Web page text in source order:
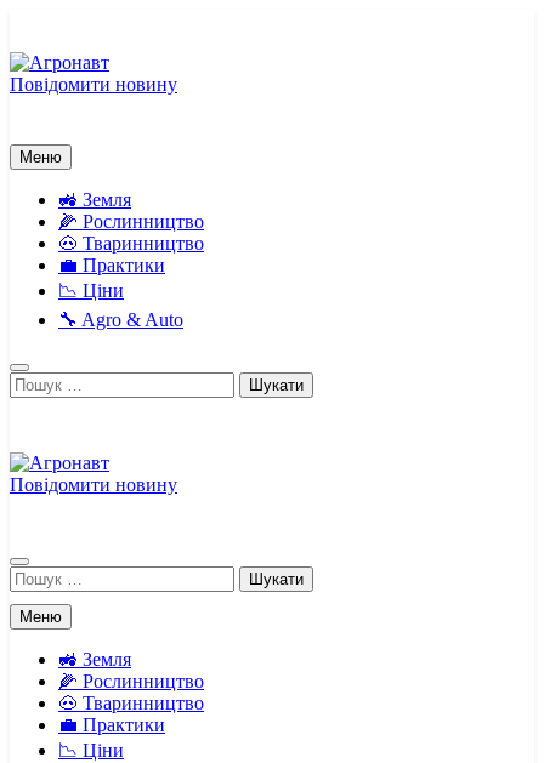
вмісту
Повідомити новину
Меню
🚜 Земля
🌽 Рослинництво
🐽 Тваринництво
💼 Практики
📉 Ціни
🔧 Agro & Auto
Пошук:
Повідомити новину
Пошук:
Меню
🚜 Земля
🌽 Рослинництво
🐽 Тваринництво
💼 Практики
📉 Ціни